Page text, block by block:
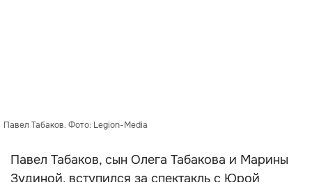
Павел Табаков. Фото: Legion-Media
Павел Табаков, сын Олега Табакова и Марины
Зудиной, вступился за спектакль с Юрой